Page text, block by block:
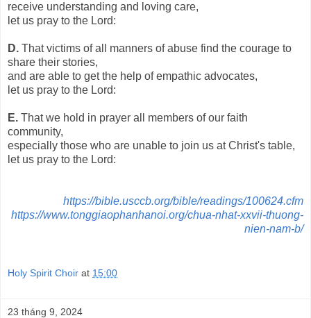
receive understanding and loving care,
let us pray to the Lord:
D. That victims of all manners of abuse find the courage to
share their stories,
and are able to get the help of empathic advocates,
let us pray to the Lord:
E. That we hold in prayer all members of our faith
community,
especially those who are unable to join us at Christ's table,
let us pray to the Lord:
https://bible.usccb.org/bible/readings/100624.cfm
https://www.tonggiaophanhanoi.org/chua-nhat-xxvii-thuong-
nien-nam-b/
Holy Spirit Choir at 15:00
23 tháng 9, 2024